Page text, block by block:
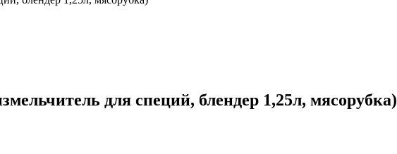
для специй, блендер 1,25л, мясорубка)